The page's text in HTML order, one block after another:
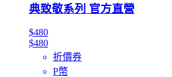
典致敬系列 官方直營
$480
$480
折價券
P幣